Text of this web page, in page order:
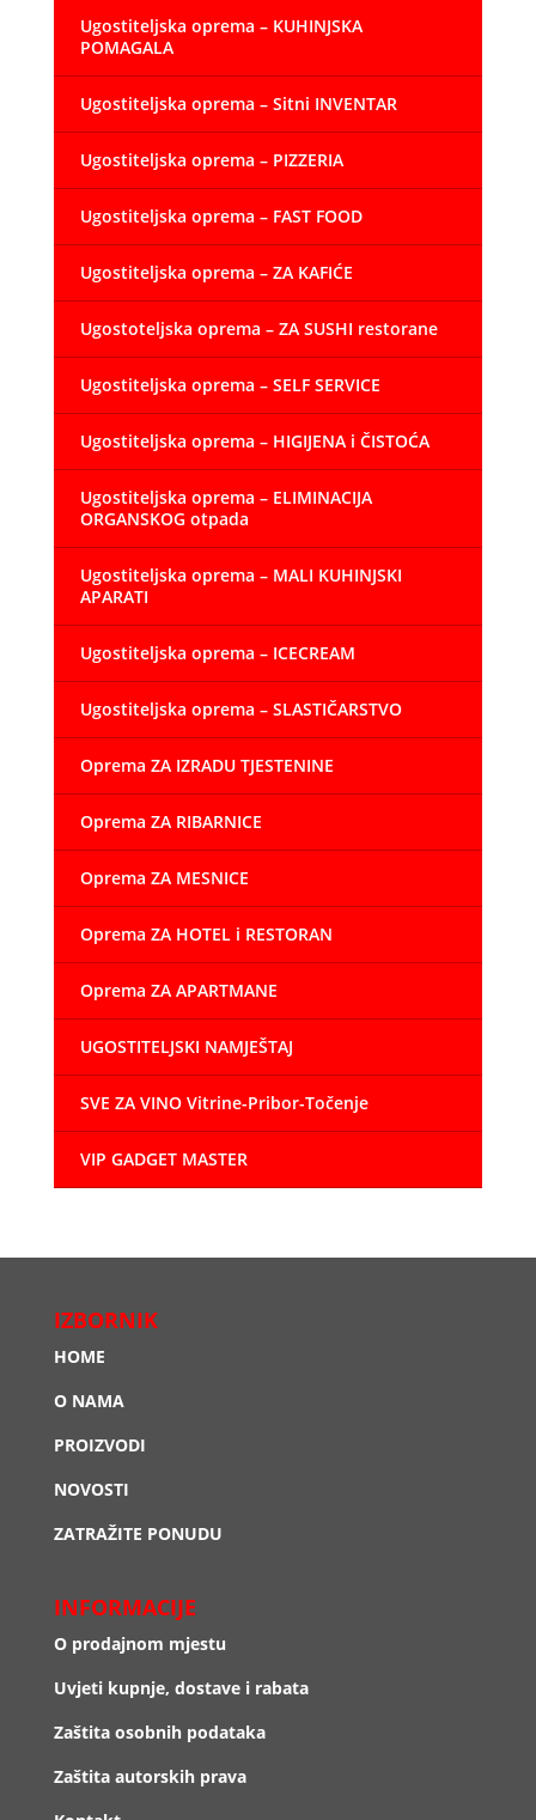
Ugostiteljska oprema – KUHINJSKA
POMAGALA
Ugostiteljska oprema – Sitni INVENTAR
Ugostiteljska oprema – PIZZERIA
Ugostiteljska oprema – FAST FOOD
Ugostiteljska oprema – ZA KAFIĆE
Ugostoteljska oprema – ZA SUSHI restorane
Ugostiteljska oprema – SELF SERVICE
Ugostiteljska oprema – HIGIJENA i ČISTOĆA
Ugostiteljska oprema – ELIMINACIJA
ORGANSKOG otpada
Ugostiteljska oprema – MALI KUHINJSKI
APARATI
Ugostiteljska oprema – ICECREAM
Ugostiteljska oprema – SLASTIČARSTVO
Oprema ZA IZRADU TJESTENINE
Oprema ZA RIBARNICE
Oprema ZA MESNICE
Oprema ZA HOTEL i RESTORAN
Oprema ZA APARTMANE
UGOSTITELJSKI NAMJEŠTAJ
SVE ZA VINO Vitrine-Pribor-Točenje
VIP GADGET MASTER
IZBORNIK
HOME
O NAMA
PROIZVODI
NOVOSTI
ZATRAŽITE PONUDU
INFORMACIJE
O prodajnom mjestu
Uvjeti kupnje, dostave i rabata
Zaštita osobnih podataka
Zaštita autorskih prava